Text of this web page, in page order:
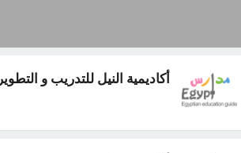
أكاديمية النيل للتدريب و التطوير